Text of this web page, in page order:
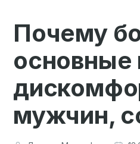
Почему
основные
мужчин,